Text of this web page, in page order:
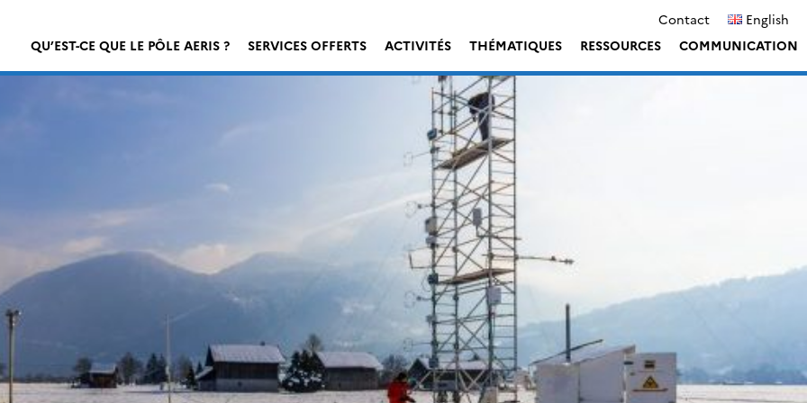
Contact
English
QU’EST-CE QUE LE PÔLE AERIS ?
SERVICES OFFERTS ACTIVITÉS THÉMATIQUES RESSOURCES COMMUNICATION